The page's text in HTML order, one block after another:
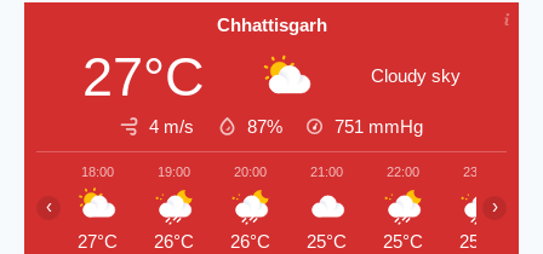
Chhattisgarh
27°C Cloudy sky
4 m/s 87% 751 mmHg
18:00
27°C
19:00
26°C
20:00
26°C
21:00
25°C
22:00
25°C
23:00
25°C
‹ ›